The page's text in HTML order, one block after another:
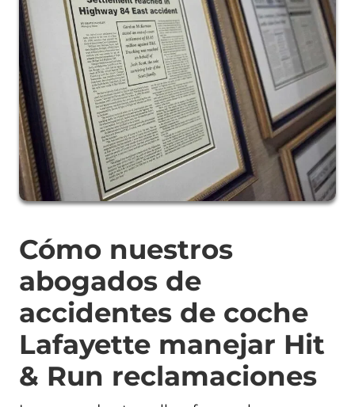
Cómo nuestros
abogados de
accidentes de coche
Lafayette manejar Hit
& Run reclamaciones